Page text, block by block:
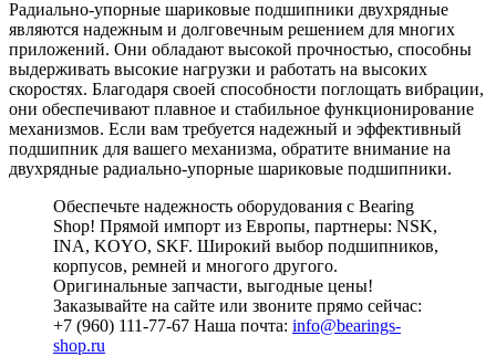
Радиально-упорные шариковые подшипники двухрядные
являются надежным и долговечным решением для многих
приложений. Они обладают высокой прочностью, способны
выдерживать высокие нагрузки и работать на высоких
скоростях. Благодаря своей способности поглощать вибрации,
они обеспечивают плавное и стабильное функционирование
механизмов. Если вам требуется надежный и эффективный
подшипник для вашего механизма, обратите внимание на
двухрядные радиально-упорные шариковые подшипники.
Обеспечьте надежность оборудования с Bearing
Shop! Прямой импорт из Европы, партнеры: NSK,
INA, KOYO, SKF. Широкий выбор подшипников,
корпусов, ремней и многого другого.
Оригинальные запчасти, выгодные цены!
Заказывайте на сайте или звоните прямо сейчас:
+7 (960) 111-77-67 Наша почта: info@bearings-
shop.ru